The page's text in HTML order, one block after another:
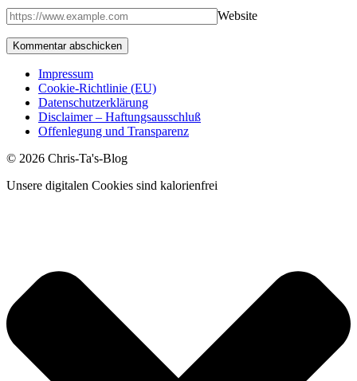
Website
Impressum
Cookie-Richtlinie (EU)
Datenschutzerklärung
Disclaimer – Haftungsausschluß
Offenlegung und Transparenz
© 2026 Chris-Ta's-Blog
Unsere digitalen Cookies sind kalorienfrei